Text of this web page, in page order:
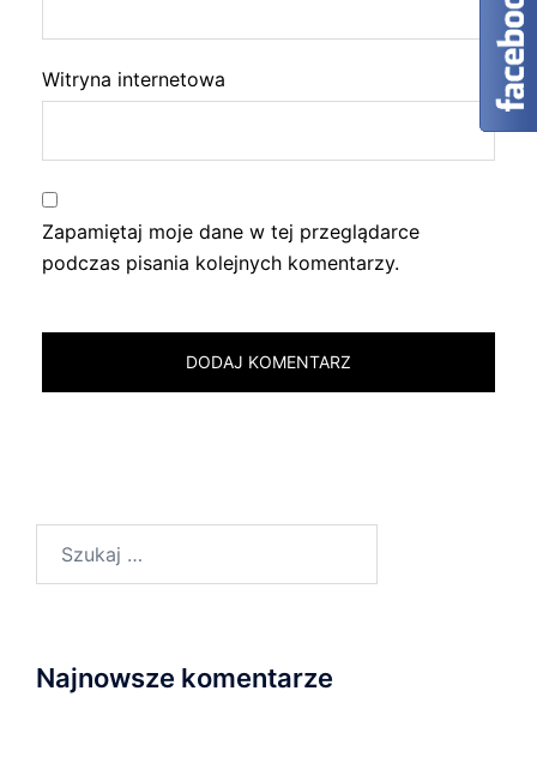
Witryna internetowa
Zapamiętaj moje dane w tej przeglądarce
podczas pisania kolejnych komentarzy.
Najnowsze komentarze